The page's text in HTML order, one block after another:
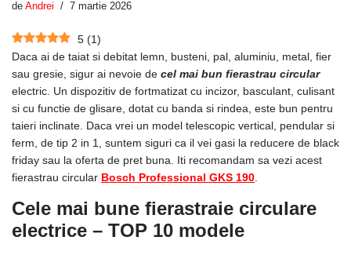
de Andrei 7 martie 2026
5 (1)
Daca ai de taiat si debitat lemn, busteni, pal, aluminiu, metal, fier
sau gresie, sigur ai nevoie de cel mai bun fierastrau circular
electric. Un dispozitiv de fortmatizat cu incizor, basculant, culisant
si cu functie de glisare, dotat cu banda si rindea, este bun pentru
taieri inclinate. Daca vrei un model telescopic vertical, pendular si
ferm, de tip 2 in 1, suntem siguri ca il vei gasi la reducere de black
friday sau la oferta de pret buna. Iti recomandam sa vezi acest
fierastrau circular Bosch Professional GKS 190
Cele mai bune fierastraie circulare
electrice – TOP 10 modele